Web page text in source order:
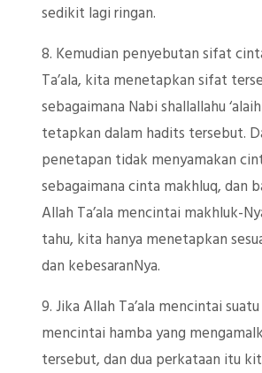
sedikit lagi ringan.
8. Kemudian penyebutan sifat
Ta’ala, kita menetapkan sifat
sebagaimana Nabi shallallahu
tetapkan dalam hadits tersebut.
penetapan tidak menyamakan
sebagaimana cinta makhluq, dan
Allah Ta’ala mencintai makhluk-
tahu, kita hanya menetapkan
dan kebesaranNya.
9. Jika Allah Ta’ala mencintai
mencintai hamba yang
tersebut, dan dua perkataan itu